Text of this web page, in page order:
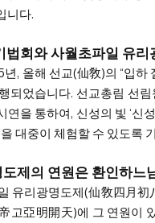
니다.
법회와 사월초파일 유리
, 올해 선교(仙敎)의 “입
되었습니다. 선교총림 선
연을 통하여, 신성의 빛 ‘
대중이 체험할 수 있도록
제의 연원은 환인하느
유리광명도제(仙敎四月
고亞明開天)에 그 연원이